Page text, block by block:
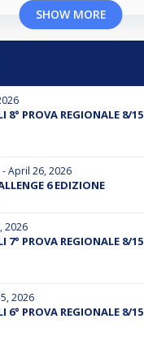
SHOW MORE
8° PROVA REGIONALE 8/15
April 26, 2026
6 EDIZIONE
2026
7° PROVA REGIONALE 8/15
2026
6° PROVA REGIONALE 8/15